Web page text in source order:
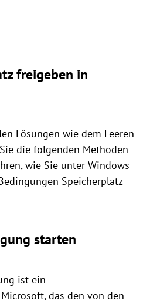
freigeben in
Lösungen wie dem Leeren
die folgenden Methoden
wie Sie unter Windows
Speicherplatz
starten
ist ein
das den von den